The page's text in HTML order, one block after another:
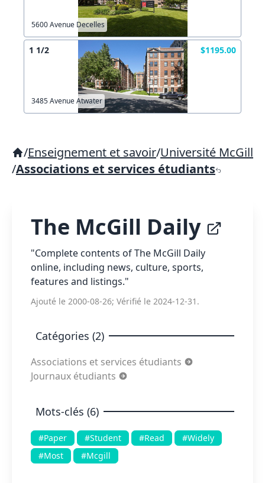
5600 Avenue Decelles
1 1/2 $1195.00
3485 Avenue Atwater
/Enseignement et savoir/Université McGill
/Associations et services étudiants
The McGill Daily
"Complete contents of The McGill Daily
online, including news, culture, sports,
features and listings."
Ajouté le 2000-08-26; Vérifié le 2024-12-31.
Catégories (2)
Associations et services étudiants
Journaux étudiants
Mots-clés (6)
#Paper #Student #Read
#Widely
#Most
#Mcgill